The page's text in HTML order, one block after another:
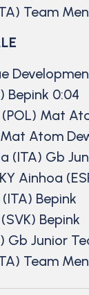
Team
Bepink 0:04
(POL) Mat
Mat Atom
(ITA) Gb
Ainhoa
Bepink
Bepink
Gb Junior
Team